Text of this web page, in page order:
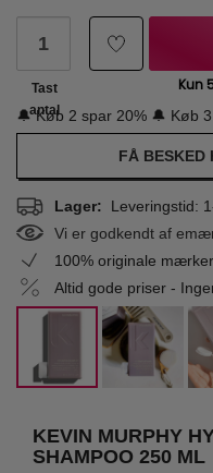
Tast
antal
🔔 Køb 2 spar 20% 🔔 Køb
FÅ BESKED
Lager: Leveringstid:
Vi er godkendt af
100% originale mærker
Altid gode priser -
KEVIN MURPHY
SHAMPOO 250 ML